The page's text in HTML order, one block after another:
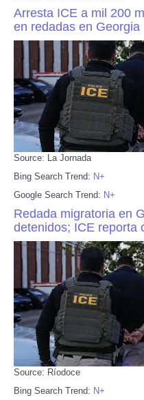
Arresta ICE a mil 200
en redadas en Georgia
Source: La Jornada
Bing Search Trend: N+
Google Search Trend: N+
Redada migratoria en
detenidos; ICE reporta
Source: Ríodoce
Bing Search Trend: N+